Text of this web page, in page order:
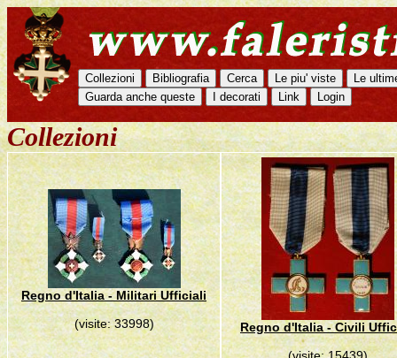
Collezioni
Regno d'Italia - Militari Ufficiali
(visite: 33998)
Regno d'Italia - Civili